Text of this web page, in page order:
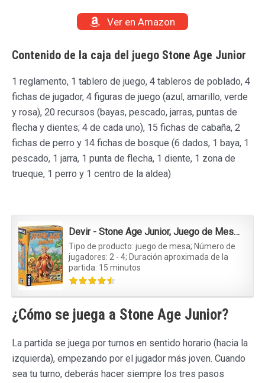
Ver en Amazon
Contenido de la caja del juego Stone Age Junior
1 reglamento, 1 tablero de juego, 4 tableros de poblado, 4
fichas de jugador, 4 figuras de juego (azul, amarillo, verde
y rosa), 20 recursos (bayas, pescado, jarras, puntas de
flecha y dientes; 4 de cada uno), 15 fichas de cabaña, 2
fichas de perro y 14 fichas de bosque (6 dados, 1 baya, 1
pescado, 1 jarra, 1 punta de flecha, 1 diente, 1 zona de
trueque, 1 perro y 1 centro de la aldea)
Devir - Stone Age Junior, Juego de Mesa, Juego de Mesa Familiar, Juego de Mesa Educativo, Juego de Mesa 5 años (BGJSTONE)
Tipo de producto: juego de mesa; Número de
jugadores: 2 - 4; Duración aproximada de la
partida: 15 minutos
¿Cómo se juega a Stone Age Junior?
La partida se juega por turnos en sentido horario (hacia la
izquierda), empezando por el jugador más joven. Cuando
sea tu turno, deberás hacer siempre los tres pasos